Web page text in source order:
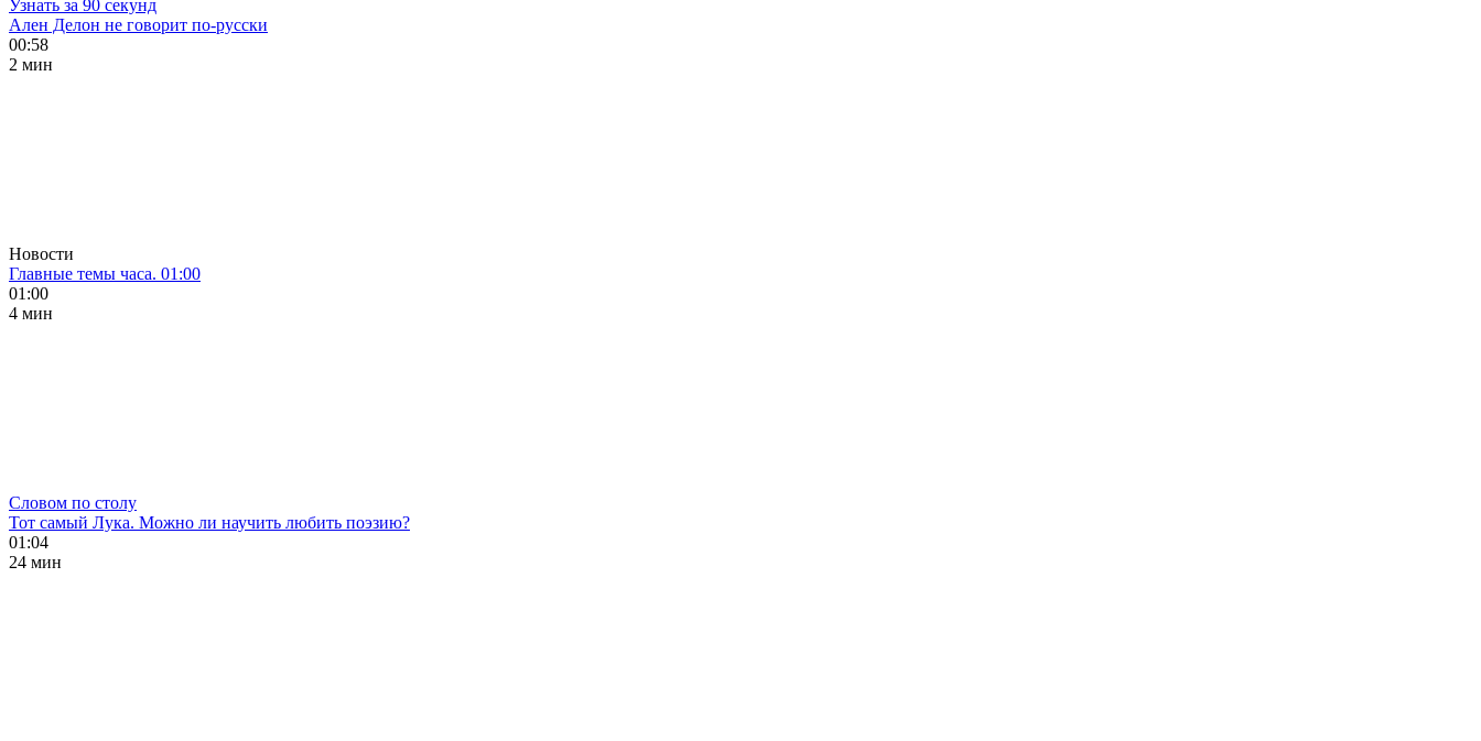
Узнать за 90 секунд
Ален Делон не говорит по-русски
00:58
2 мин
Новости
Главные темы часа. 01:00
01:00
4 мин
Словом по столу
Тот самый Лука. Можно ли научить любить поэзию?
01:04
24 мин